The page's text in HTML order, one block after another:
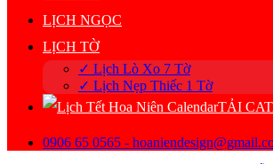
LỊCH NGỌC
LỊCH TỜ
✓ Lịch Lò Xo 7 Tờ
✓ Lịch Nẹp Thiếc 1 Tờ
TẢI
0906 65 0565 -